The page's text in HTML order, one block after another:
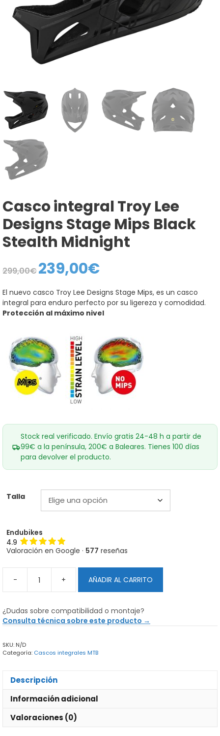
Casco integral Troy Lee
Designs Stage Mips Black
Stealth Midnight
299,00€
El
precio
299,00€.
239,00€El
precio
es:
239,00€.
El nuevo casco Troy Lee Designs Stage Mips, es un casco
integral para enduro perfecto por su ligereza y comodidad.
Protección al máximo nivel
Stock real verificado. Envío gratis 24-48 h a partir de
99€ a la península, 200€ a Baleares. Tienes 100 días
para devolver el producto.
Talla
Endubikes
4.9
Valoración en Google · 577 reseñas
-
Casco
integral
Lee
Designs
Black
cantidad
+ AÑADIR AL CARRITO
¿Dudas sobre compatibilidad o montaje?
Consulta técnica sobre este producto →
SKU: N/D
Categoría: Cascos integrales MTB
Descripción
Información adicional
Valoraciones (0)